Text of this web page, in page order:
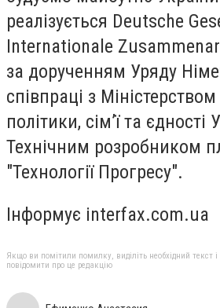
реалізується Deutsche
Internationale
за дорученням Уряду
співпраці з
політики, сім’ї та єдності
Технічним розробником
"Технології Прогресу".
Інформує interfax.com.ua
Якщо ви помітили помилку, виділіть необхідний текст
повідомити про це редакцію